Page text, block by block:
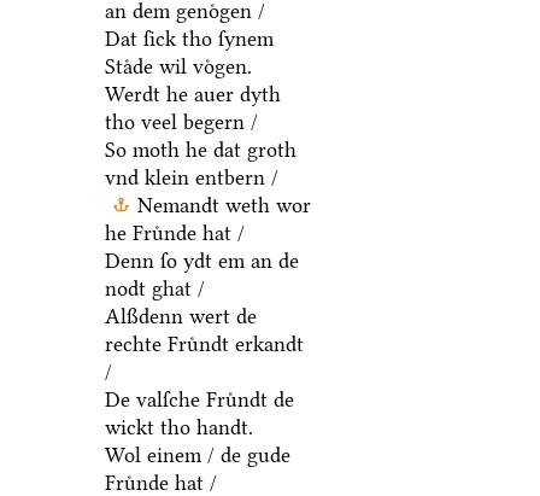
an dem genoͤgen /
Dat ſick tho ſynem
Staͤde wil voͤgen.
Werdt he auer dyth
tho veel begern /
So moth he dat groth
vnd klein entbern /
Nemandt weth wor
he Fruͤnde hat /
Denn ſo ydt em an de
nodt ghat /
Alßdenn wert de
rechte Fruͤndt erkandt
/
De valſche Fruͤndt de
wickt tho handt.
Wol einem / de gude
Fruͤnde hat /